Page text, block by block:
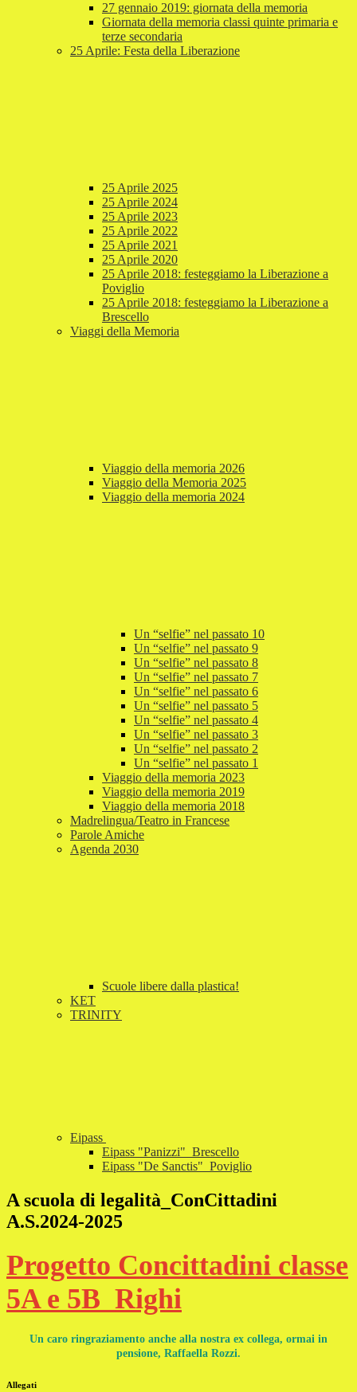
27 gennaio 2019: giornata della memoria
Giornata della memoria classi quinte primaria e
terze secondaria
25 Aprile: Festa della Liberazione
25 Aprile 2025
25 Aprile 2024
25 Aprile 2023
25 Aprile 2022
25 Aprile 2021
25 Aprile 2020
25 Aprile 2018: festeggiamo la Liberazione a
Poviglio
25 Aprile 2018: festeggiamo la Liberazione a
Brescello
Viaggi della Memoria
Viaggio della memoria 2026
Viaggio della Memoria 2025
Viaggio della memoria 2024
Un “selfie” nel passato 10
Un “selfie” nel passato 9
Un “selfie” nel passato 8
Un “selfie” nel passato 7
Un “selfie” nel passato 6
Un “selfie” nel passato 5
Un “selfie” nel passato 4
Un “selfie” nel passato 3
Un “selfie” nel passato 2
Un “selfie” nel passato 1
Viaggio della memoria 2023
Viaggio della memoria 2019
Viaggio della memoria 2018
Madrelingua/Teatro in Francese
Parole Amiche
Agenda 2030
Scuole libere dalla plastica!
KET
TRINITY
Eipass
Eipass "Panizzi"_Brescello
Eipass "De Sanctis"_Poviglio
A scuola di legalità_ConCittadini
A.S.2024-2025
Progetto Concittadini classe
5A e 5B_Righi
Un caro ringraziamento anche alla nostra ex collega, ormai in
pensione, Raffaella Rozzi.
Allegati